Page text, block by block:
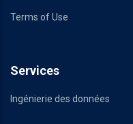
Terms of Use
Services
Ingénierie des données